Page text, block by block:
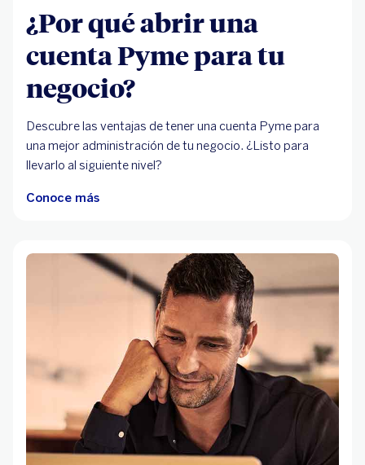
¿Por qué abrir una
cuenta Pyme para tu
negocio?
Descubre las ventajas de tener una cuenta Pyme para
una mejor administración de tu negocio. ¿Listo para
llevarlo al siguiente nivel?
Conoce más